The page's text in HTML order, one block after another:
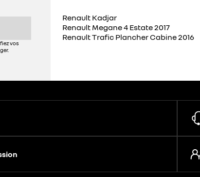
vos
Renault Kadjar
Renault Megane 4 Estate 2017
Renault Trafic Plancher Cabine 2016